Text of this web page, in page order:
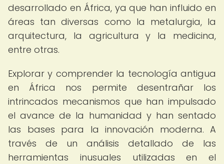
desarrollado en África, ya que han influido en
áreas tan diversas como la metalurgia, la
arquitectura, la agricultura y la medicina,
entre otras.
Explorar y comprender la tecnología antigua
en África nos permite desentrañar los
intrincados mecanismos que han impulsado
el avance de la humanidad y han sentado
las bases para la innovación moderna. A
través de un análisis detallado de las
herramientas inusuales utilizadas en el